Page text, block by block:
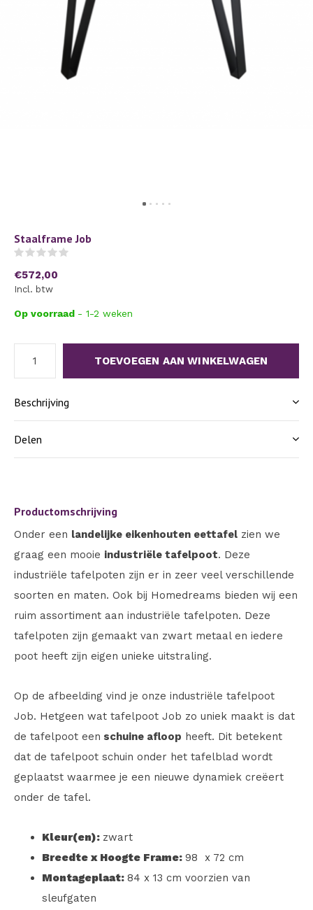
Staalframe Job
€572,00
Incl. btw
Op voorraad - 1-2 weken
TOEVOEGEN AAN WINKELWAGEN
Beschrijving
Delen
Productomschrijving
Onder een landelijke eikenhouten eettafel zien we
graag een mooie industriële tafelpoot. Deze
industriële tafelpoten zijn er in zeer veel verschillende
soorten en maten. Ook bij Homedreams bieden wij een
ruim assortiment aan industriële tafelpoten. Deze
tafelpoten zijn gemaakt van zwart metaal en iedere
poot heeft zijn eigen unieke uitstraling.
Op de afbeelding vind je onze industriële tafelpoot
Job. Hetgeen wat tafelpoot Job zo uniek maakt is dat
de tafelpoot een schuine afloop heeft. Dit betekent
dat de tafelpoot schuin onder het tafelblad wordt
geplaatst waarmee je een nieuwe dynamiek creëert
onder de tafel.
Kleur(en): zwart
Breedte x Hoogte Frame: 98 x 72 cm
Montageplaat: 84 x 13 cm voorzien van
sleufgaten